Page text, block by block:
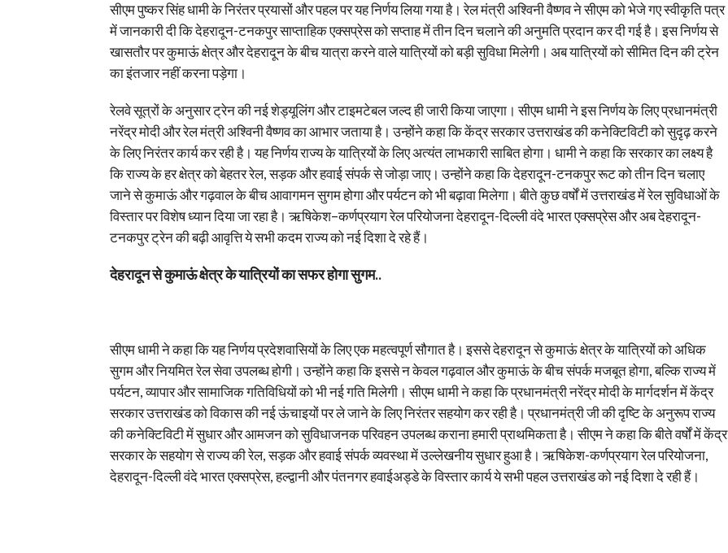
सीएम पुष्कर सिंह धामी के निरंतर प्रयासों और पहल पर यह निर्णय लिया गया है। रेल मंत्री अश्विनी वैष्णव ने सीएम को भेजे गए स्वीकृति पत्र
में जानकारी दी कि देहरादून-टनकपुर साप्ताहिक एक्सप्रेस को सप्ताह में तीन दिन चलाने की अनुमति प्रदान कर दी गई है। इस निर्णय से
खासतौर पर कुमाऊं क्षेत्र और देहरादून के बीच यात्रा करने वाले यात्रियों को बड़ी सुविधा मिलेगी। अब यात्रियों को सीमित दिन की ट्रेन
का इंतजार नहीं करना पड़ेगा।
रेलवे सूत्रों के अनुसार ट्रेन की नई शेड्यूलिंग और टाइमटेबल जल्द ही जारी किया जाएगा। सीएम धामी ने इस निर्णय के लिए प्रधानमंत्री
नरेंद्र मोदी और रेल मंत्री अश्विनी वैष्णव का आभार जताया है। उन्होंने कहा कि केंद्र सरकार उत्तराखंड की कनेक्टिविटी को सुदृढ़ करने
के लिए निरंतर कार्य कर रही है। यह निर्णय राज्य के यात्रियों के लिए अत्यंत लाभकारी साबित होगा। धामी ने कहा कि सरकार का लक्ष्य है
कि राज्य के हर क्षेत्र को बेहतर रेल, सड़क और हवाई संपर्क से जोड़ा जाए। उन्होंने कहा कि देहरादून-टनकपुर रूट को तीन दिन चलाए
जाने से कुमाऊं और गढ़वाल के बीच आवागमन सुगम होगा और पर्यटन को भी बढ़ावा मिलेगा। बीते कुछ वर्षों में उत्तराखंड में रेल सुविधाओं के
विस्तार पर विशेष ध्यान दिया जा रहा है। ऋषिकेश–कर्णप्रयाग रेल परियोजना देहरादून-दिल्ली वंदे भारत एक्सप्रेस और अब देहरादून-
टनकपुर ट्रेन की बढ़ी आवृत्ति ये सभी कदम राज्य को नई दिशा दे रहे हैं।
देहरादून से कुमाऊं क्षेत्र के यात्रियों का सफर होगा सुगम..
सीएम धामी ने कहा कि यह निर्णय प्रदेशवासियों के लिए एक महत्वपूर्ण सौगात है। इससे देहरादून से कुमाऊं क्षेत्र के यात्रियों को अधिक
सुगम और नियमित रेल सेवा उपलब्ध होगी। उन्होंने कहा कि इससे न केवल गढ़वाल और कुमाऊं के बीच संपर्क मजबूत होगा, बल्कि राज्य में
पर्यटन, व्यापार और सामाजिक गतिविधियों को भी नई गति मिलेगी। सीएम धामी ने कहा कि प्रधानमंत्री नरेंद्र मोदी के मार्गदर्शन में केंद्र
सरकार उत्तराखंड को विकास की नई ऊंचाइयों पर ले जाने के लिए निरंतर सहयोग कर रही है। प्रधानमंत्री जी की दृष्टि के अनुरूप राज्य
की कनेक्टिविटी में सुधार और आमजन को सुविधाजनक परिवहन उपलब्ध कराना हमारी प्राथमिकता है। सीएम ने कहा कि बीते वर्षों में केंद्र
सरकार के सहयोग से राज्य की रेल, सड़क और हवाई संपर्क व्यवस्था में उल्लेखनीय सुधार हुआ है। ऋषिकेश-कर्णप्रयाग रेल परियोजना,
देहरादून-दिल्ली वंदे भारत एक्सप्रेस, हल्द्वानी और पंतनगर हवाईअड्डे के विस्तार कार्य ये सभी पहल उत्तराखंड को नई दिशा दे रही हैं।